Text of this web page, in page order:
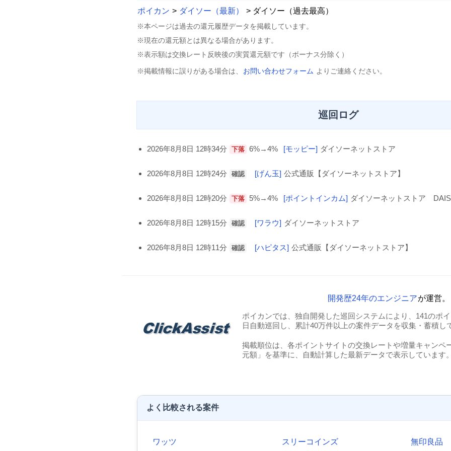
ポイカン > ダイソー（最新） > ダイソー（過去最高）
※本ページは過去の還元履歴データを掲載しています。
※現在の還元額とは異なる場合があります。
※表示額は交換レート反映後の実質還元額です（ボーナス分除く）
※掲載情報に誤りがある場合は、 お問い合わせフォーム よりご連絡ください。
巡回ログ
2026年8月8日 12時34分 下落 6%→4% [モッピー] ダイソーネットストア
2026年8月8日 12時24分 確認 [げん玉] 公式通販【ダイソーネットストア】
2026年8月8日 12時20分 下落 5%→4% [ポイントインカム] ダイソーネットストア
2026年8月8日 12時15分 確認 [ワラウ] ダイソーネットストア
2026年8月8日 12時11分 確認 [ハピタス] 公式通販【ダイソーネットストア】
開発歴24年のエンジニアが運営。
ポイカンでは、独自開発した巡回システムにより、141のポ
日自動巡回し、累計40万件以上の案件データを収集・蓄積し
掲載順位は、各ポイントサイトの交換レートや増量キャンペ
元額」を基準に、自動計算した最新データで表示しています
よく比較される案件
ワッツ スリーコインズ 無印良品